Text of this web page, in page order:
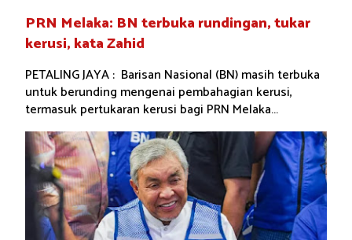
PRN Melaka: BN terbuka rundingan, tukar
kerusi, kata Zahid
PETALING JAYA : Barisan Nasional (BN) masih terbuka
untuk berunding mengenai pembahagian kerusi,
termasuk pertukaran kerusi bagi PRN Melaka...